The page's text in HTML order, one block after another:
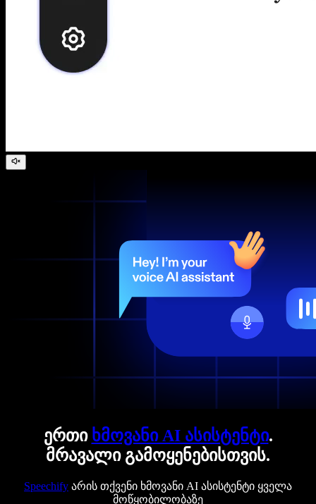
ერთი ხმოვანი AI ასისტენტი.
მრავალი გამოყენებისთვის.
Speechify არის თქვენი ხმოვანი AI ასისტენტი ყველა
მოწყობილობაზე